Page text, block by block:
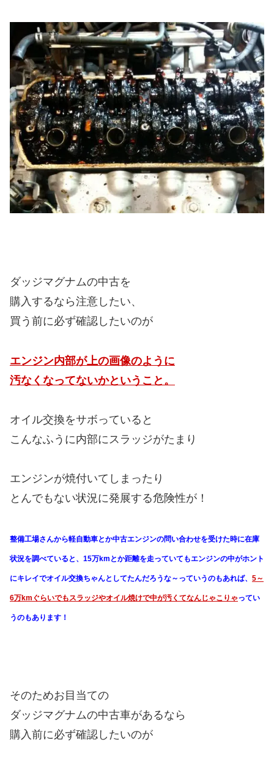
ダッジマグナムの中古を
購入するなら注意したい、
買う前に必ず確認したいのが
エンジン内部が上の画像のように
汚なくなってないかということ。
オイル交換をサボっていると
こんなふうに内部にスラッジがたまり
エンジンが焼付いてしまったり
とんでもない状況に発展する危険性が！
整備工場さんから軽自動車とか中古エンジンの問い合わせを受けた時に在庫
状況を調べていると、15万kmとか距離を走っていてもエンジンの中がホント
にキレイでオイル交換ちゃんとしてたんだろうな～っていうのもあれば、 5～
6万kmぐらいでもスラッジやオイル焼けで中が汚くてなんじゃこりゃってい
うのもあります！
そのためお目当ての
ダッジマグナムの中古車があるなら
購入前に必ず確認したいのが